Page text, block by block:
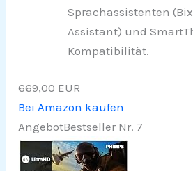
Sprachassistenten
Assistant) und
Kompatibilität.
669,00 EUR
Bei Amazon kaufen
AngebotBestseller Nr. 7